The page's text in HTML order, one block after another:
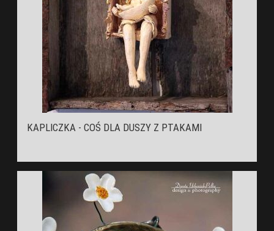
KAPLICZKA - COŚ DLA DUSZY Z PTAKAMI